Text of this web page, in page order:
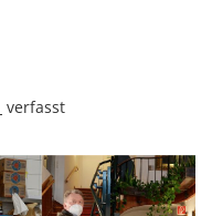
verfasst